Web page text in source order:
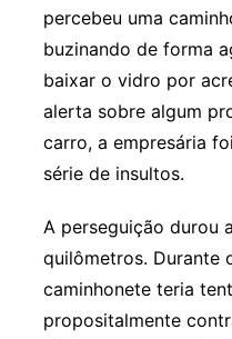
percebeu uma
buzinando de forma
baixar o vidro por
alerta sobre algum
carro, a empresária
série de insultos.
A perseguição durou
quilômetros. Durante
caminhonete teria
propositalmente